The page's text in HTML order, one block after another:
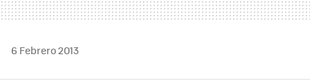
6 Febrero 2013